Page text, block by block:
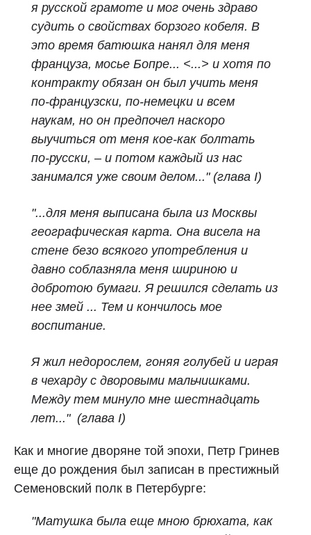
я русской грамоте и мог очень здраво
судить о свойствах борзого кобеля. В
это время батюшка нанял для меня
француза, мосье Бопре... <...> и хотя по
контракту обязан он был учить меня
по‑французски, по‑немецки и всем
наукам, но он предпочел наскоро
выучиться от меня кое‑как болтать
по‑русски, – и потом каждый из нас
занимался уже своим делом..." (глава I)
"...для меня выписана была из Москвы
географическая карта. Она висела на
стене безо всякого употребления и
давно соблазняла меня шириною и
добротою бумаги. Я решился сделать из
нее змей ... Тем и кончилось мое
воспитание.
Я жил недорослем, гоняя голубей и играя
в чехарду с дворовыми мальчишками.
Между тем минуло мне шестнадцать
лет..." (глава I)
Как и многие дворяне той эпохи, Петр Гринев
еще до рождения был записан в престижный
Семеновский полк в Петербурге:
"Матушка была еще мною брюхата, как